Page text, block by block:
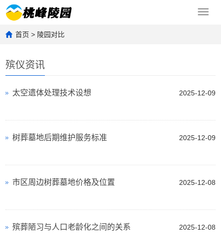
首页 > 陵园对比
殡仪资讯
2025-12-09
太空遗体处理技术设想
2025-12-09
树葬墓地后期维护服务标准
2025-12-08
市区周边树葬墓地价格及位置
2025-12-08
殡葬陋习与人口老龄化之间的关系